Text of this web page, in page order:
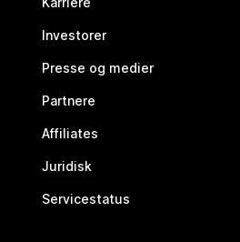
Investorer
Presse og medier
Partnere
Affiliates
Juridisk
Servicestatus